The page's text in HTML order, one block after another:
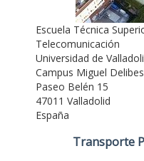
Escuela Técnica
Telecomunicación
Universidad de
Campus Miguel Delibes
Paseo Belén 15
47011 Valladolid
España
Transporte